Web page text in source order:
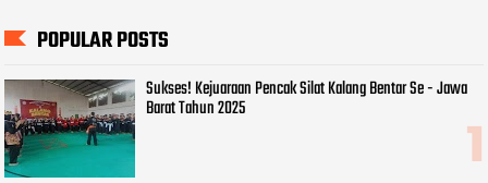
POPULAR POSTS
Sukses! Kejuaraan Pencak Silat Kalang Bentar Se - Jawa
Barat Tahun 2025